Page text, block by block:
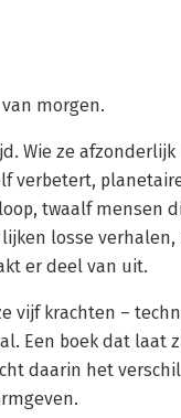
morgen.
Wie ze
verbetert,
twaalf mensen
losse verhalen,
er deel van uit.
vijf krachten –
Een boek dat laat
daarin het